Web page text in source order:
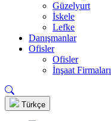
Güzelyurt
İskele
Lefke
Danışmanlar
Ofisler
Ofisler
İnşaat Firmaları
Türkçe